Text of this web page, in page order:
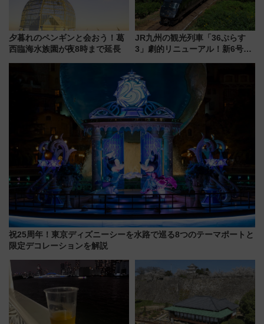
夕暮れのペンギンと会おう！葛
西臨海水族園が夜8時まで延長
JR九州の観光列車「36ぷらす
3」劇的リニューアル！新6号車
別 “プレミアムランチ”導入･ル
ートや価格など解説
祝25周年！東京ディズニーシーを水路で巡る8つのテーマポートと
限定デコレーションを解説